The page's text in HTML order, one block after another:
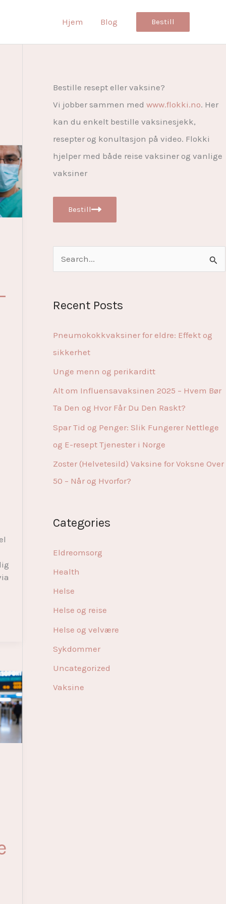
Hjem Blog Bestill
Bestille resept eller vaksine?
Vi jobber sammen med www.flokki.no. Her
kan du enkelt bestille vaksinesjekk,
resepter og konultasjon på video. Flokki
hjelper med både reise vaksiner og vanlige
vaksiner
Bestill
e
r
h
f
o
r
:
Recent Posts
Pneumokokkvaksiner for eldre: Effekt og
sikkerhet
Unge menn og perikarditt
Alt om Influensavaksinen 2025 – Hvem Bør
Ta Den og Hvor Får Du Den Raskt?
Spar Tid og Penger: Slik Fungerer Nettlege
og E-resept Tjenester i Norge
Zoster (Helvetesild) Vaksine for Voksne Over
50 – Når og Hvorfor?
Categories
Eldreomsorg
Health
Helse
Helse og reise
Helse og velvære
Sykdommer
Uncategorized
Vaksine